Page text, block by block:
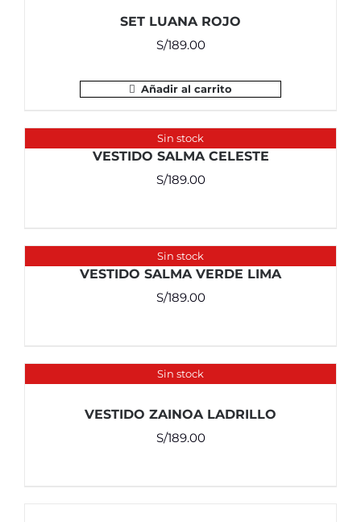
SET LUANA ROJO
S/189.00
Añadir al carrito
Sin stock
VESTIDO SALMA CELESTE
S/189.00
Sin stock
VESTIDO SALMA VERDE LIMA
S/189.00
Sin stock
VESTIDO ZAINOA LADRILLO
S/189.00